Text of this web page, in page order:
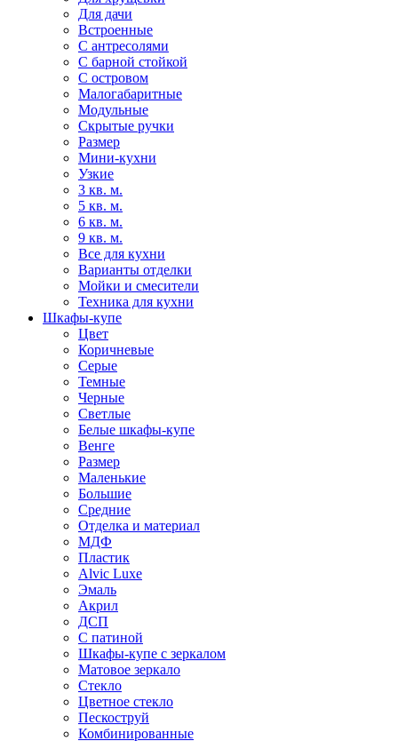
Для дачи
Встроенные
С антресолями
С барной стойкой
С островом
Малогабаритные
Модульные
Скрытые ручки
Размер
Мини-кухни
Узкие
3 кв. м.
5 кв. м.
6 кв. м.
9 кв. м.
Все для кухни
Варианты отделки
Мойки и смесители
Техника для кухни
Шкафы-купе
Цвет
Коричневые
Серые
Темные
Черные
Светлые
Белые шкафы-купе
Венге
Размер
Маленькие
Большие
Средние
Отделка и материал
МДФ
Пластик
Alvic Luxe
Эмаль
Акрил
ДСП
С патиной
Шкафы-купе с зеркалом
Матовое зеркало
Стекло
Цветное стекло
Пескоструй
Комбинированные